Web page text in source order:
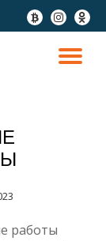
fa-
btc
fa-
instagram
fa-
работы